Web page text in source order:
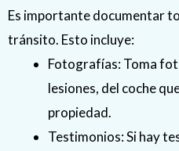
Es importante documentar
tránsito. Esto incluye:
Fotografías: Toma
lesiones, del coche
propiedad.
Testimonios: Si hay